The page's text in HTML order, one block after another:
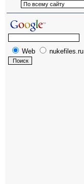
Web nukefiles.ru